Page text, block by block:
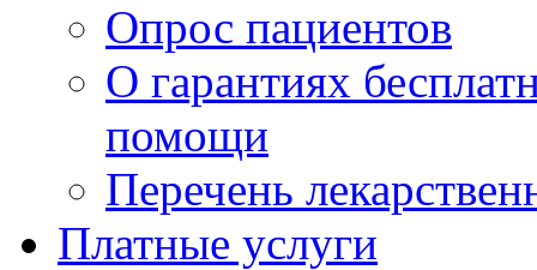
Опрос пациентов
О гарантиях
помощи
Перечень
Платные услуги